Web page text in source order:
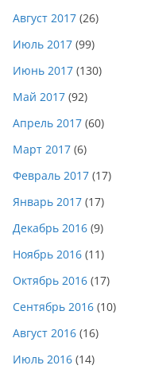
Август 2017 (26)
Июль 2017 (99)
Июнь 2017 (130)
Май 2017 (92)
Апрель 2017 (60)
Март 2017 (6)
Февраль 2017 (17)
Январь 2017 (17)
Декабрь 2016 (9)
Ноябрь 2016 (11)
Октябрь 2016 (17)
Сентябрь 2016 (10)
Август 2016 (16)
Июль 2016 (14)